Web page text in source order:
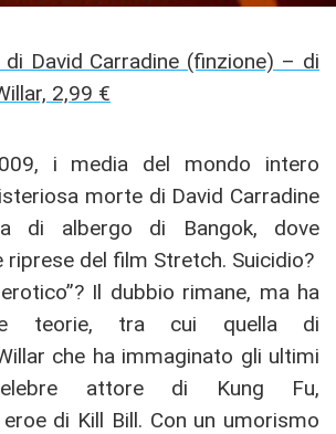
David Carradine (finzione) – di
2,99 €
i media del mondo intero
morte di David Carradine
di albergo di Bangok, dove
riprese del film Stretch. Suicidio?
Il dubbio rimane, ma ha
teorie, tra cui quella di
che ha immaginato gli ultimi
attore di Kung Fu,
di Kill Bill. Con un umorismo